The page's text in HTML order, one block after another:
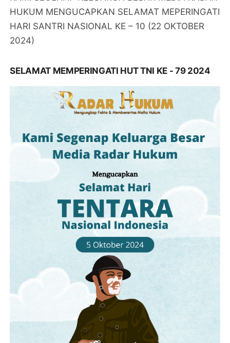
HUKUM MENGUCAPKAN SELAMAT MEPERINGATI
HARI SANTRI NASIONAL KE – 10 (22 OKTOBER
2024)
SELAMAT MEMPERINGATI HUT TNI KE - 79 2024